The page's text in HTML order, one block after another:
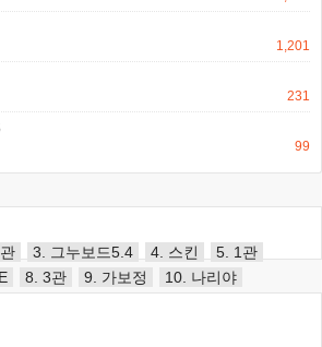
1,201
231
99
3. 그누보드5.4 4. 스킨
5. 1관
8. 3관 9. 가보정 10. 나리야